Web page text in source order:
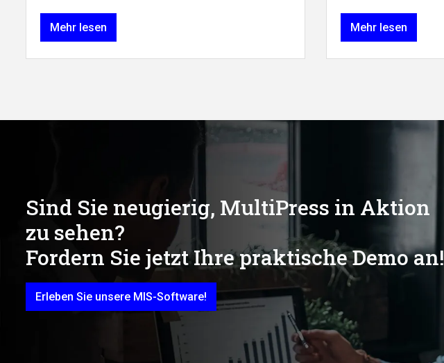
Mehr lesen Mehr lesen
Sind Sie neugierig, MultiPress in Aktion
zu sehen?
Fordern Sie jetzt Ihre praktische Demo an!
Erleben Sie unsere MIS-Software!